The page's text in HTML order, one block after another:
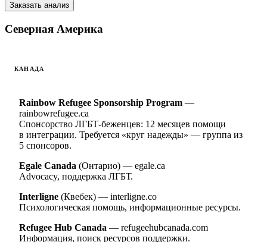
Заказать анализ
Северная Америка
КАНАДА
Rainbow Refugee Sponsorship Program —
rainbowrefugee.ca
Спонсорство ЛГБТ-беженцев: 12 месяцев помощи
в интеграции. Требуется «круг надежды» — группа из
5 спонсоров.
Egale Canada (Онтарио) — egale.ca
Advocacy, поддержка ЛГБТ.
Interligne (Квебек) — interligne.co
Психологическая помощь, информационные ресурсы.
Refugee Hub Canada — refugeehubcanada.com
Информация, поиск ресурсов поддержки.